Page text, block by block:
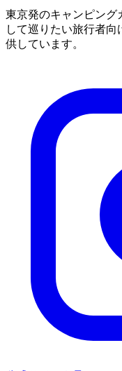
東京発のキャンピング
して巡りたい旅行者
供しています。